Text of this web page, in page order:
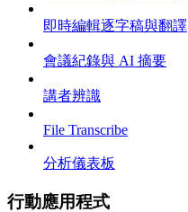
即時編輯逐字稿與翻譯
會議紀錄與 AI 摘要
講者辨識
File Transcribe
分析儀表板
行動應用程式